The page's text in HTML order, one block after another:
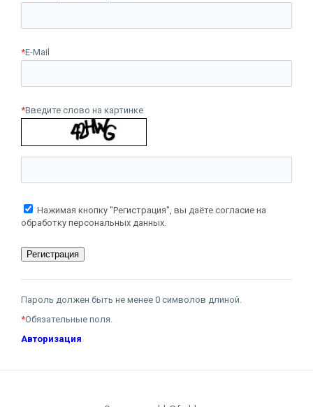
*E-Mail
*Введите слово на картинке
Нажимая кнопку "Регистрация", вы даёте согласие на
обработку персональных данных.
Пароль должен быть не менее 0 символов длиной.
*Обязательные поля.
Авторизация